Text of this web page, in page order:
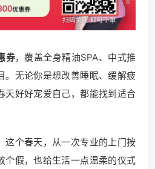
券，覆盖全身精油SPA、中式推
。无论你是想改善睡眠、缓解疲
天好好宠爱自己，都能找到适合
这个春天，从一次专业的上门按
个假，也给生活一点温柔的仪式